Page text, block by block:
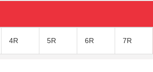
4R 5R 6R 7R